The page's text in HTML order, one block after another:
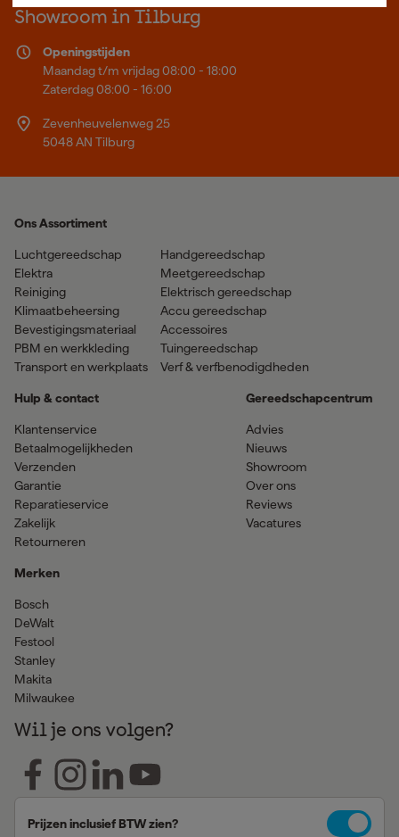
Showroom in Tilburg
Openingstijden
Maandag t/m vrijdag 08:00 - 18:00
Zaterdag 08:00 - 16:00
Zevenheuvelenweg 25
5048 AN Tilburg
Ons Assortiment
Luchtgereedschap
Elektra
Reiniging
Klimaatbeheersing
Bevestigingsmateriaal
PBM en werkkleding
Transport en werkplaats
Handgereedschap
Meetgereedschap
Elektrisch gereedschap
Accu gereedschap
Accessoires
Tuingereedschap
Verf & verfbenodigdheden
Hulp & contact
Klantenservice
Betaalmogelijkheden
Verzenden
Garantie
Reparatieservice
Zakelijk
Retourneren
Merken
Bosch
DeWalt
Festool
Stanley
Makita
Milwaukee
Gereedschapcentrum
Advies
Nieuws
Showroom
Over ons
Reviews
Vacatures
Wil je ons volgen?
Prijzen inclusief BTW zien?